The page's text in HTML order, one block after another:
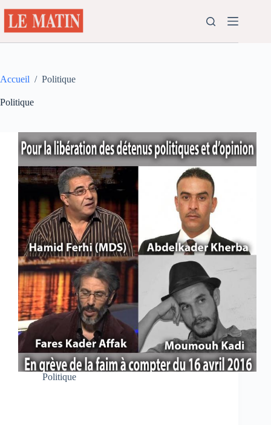
au
contenu
Accueil / Politique
Politique
Politique